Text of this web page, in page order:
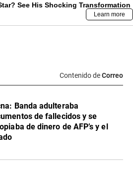
Contenido deCorreo
Banda adulteraba
de fallecidos y se
de dinero de AFP’s y el